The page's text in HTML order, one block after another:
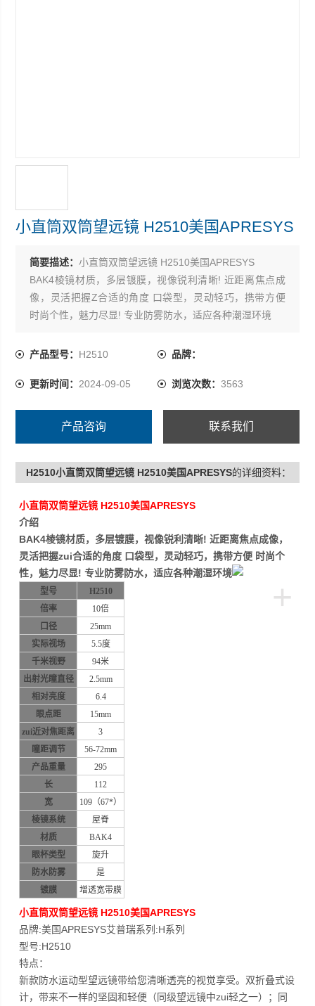
小直筒双筒望远镜 H2510美国APRESYS
简要描述： 小直筒双筒望远镜 H2510美国APRESYS
BAK4棱镜材质，多层镀膜，视像锐利清晰! 近距离焦点成
像，灵活把握Z合适的角度 口袋型，灵动轻巧，携带方便
时尚个性，魅力尽显! 专业防雾防水，适应各种潮湿环境
产品型号： H2510 品牌：
更新时间： 2024-09-05 浏览次数： 3563
产品咨询 联系我们
H2510小直筒双筒望远镜 H2510美国APRESYS的详细资料：
小直筒双筒望远镜 H2510美国APRESYS
介绍
BAK4棱镜材质，多层镀膜，视像锐利清晰!近距离焦点成像，
灵活把握zui合适的角度 口袋型，灵动轻巧，携带方便 时尚个
性，魅力尽显!专业防雾防水，适应各种潮湿环境
+
型号
H2510
倍率
10倍
口径
25mm
实际视场
5.5度
千米视野
94米
出射光瞳直径
2.5mm
相对亮度
6.4
眼点距
15mm
zui近对焦距离
3
瞳距调节
56-72mm
产品重量
295
长
112
宽
109（67*）
棱镜系统
屋脊
材质
BAK4
眼杯类型
旋升
防水防雾
是
镀膜
增透宽带膜
小直筒双筒望远镜 H2510美国APRESYS
品牌:美国APRESYS艾普瑞系列:H系列
型号:H2510
特点：
新款防水运动型望远镜带给您清晰透亮的视觉享受。双折叠式设
计，带来不一样的坚固和轻便（同级望远镜中zui轻之一）；同